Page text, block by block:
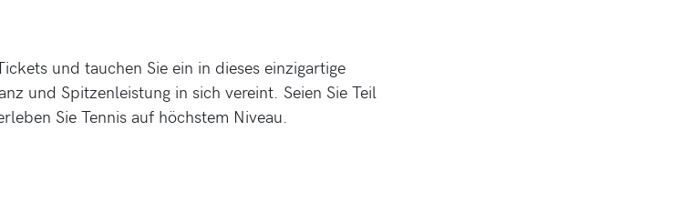
und tauchen Sie ein in dieses einzigartige
und Spitzenleistung in sich vereint. Seien Sie Teil
Sie Tennis auf höchstem Niveau.